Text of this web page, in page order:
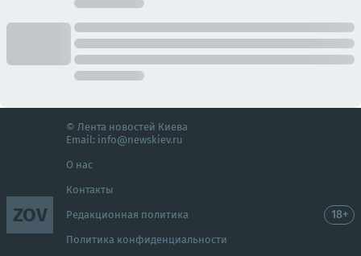
ZOV
© Лента новостей Киева
Email: info@newskiev.ru
О нас
Контакты
Редакционная политика
Политика конфиденциальности
18+